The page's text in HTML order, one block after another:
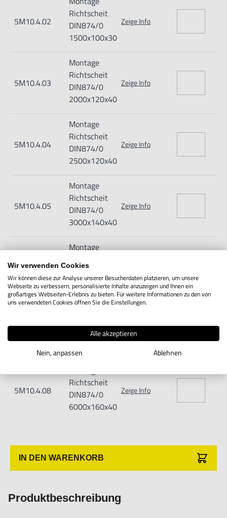
5M10.4.02
Richtscheit
DIN874/0
1500x100x30
Zeige Info
5M10.4.03
Montage
Richtscheit
DIN874/0
2000x120x40
Zeige Info
5M10.4.04
Montage
Richtscheit
DIN874/0
2500x120x40
Zeige Info
5M10.4.05
Montage
Richtscheit
DIN874/0
3000x140x40
Zeige Info
5M10.4.06
Montage
DIN874/0
4000x140x40
5M10.4.07
Montage
DIN874/0
5000x160x40
Zeige Info
5M10.4.08
Richtscheit
DIN874/0
6000x160x40
Zeige Info
IN DEN WARENKORB
Produktbeschreibung
Wir verwenden Cookies
Wir können diese zur Analyse unserer Besucherdaten platzieren, um unsere
Webseite zu verbessern, personalisierte Inhalte anzuzeigen und Ihnen ein
großartiges Webseiten-Erlebnis zu bieten. Für weitere Informationen zu den von
uns verwendeten Cookies öffnen Sie die Einstellungen.
Alle akzeptieren
Nein, anpassen
Ablehnen